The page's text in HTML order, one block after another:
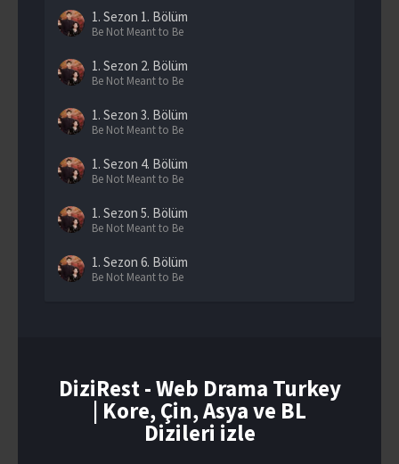
1. Sezon 1. Bölüm
Be Not Meant to Be
1. Sezon 2. Bölüm
Be Not Meant to Be
1. Sezon 3. Bölüm
Be Not Meant to Be
1. Sezon 4. Bölüm
Be Not Meant to Be
1. Sezon 5. Bölüm
Be Not Meant to Be
1. Sezon 6. Bölüm
Be Not Meant to Be
1. Sezon9. Bölüm
Be Not Meant to Be
DiziRest - Web Drama Turkey
| Kore, Çin, Asya ve BL
Dizileri izle